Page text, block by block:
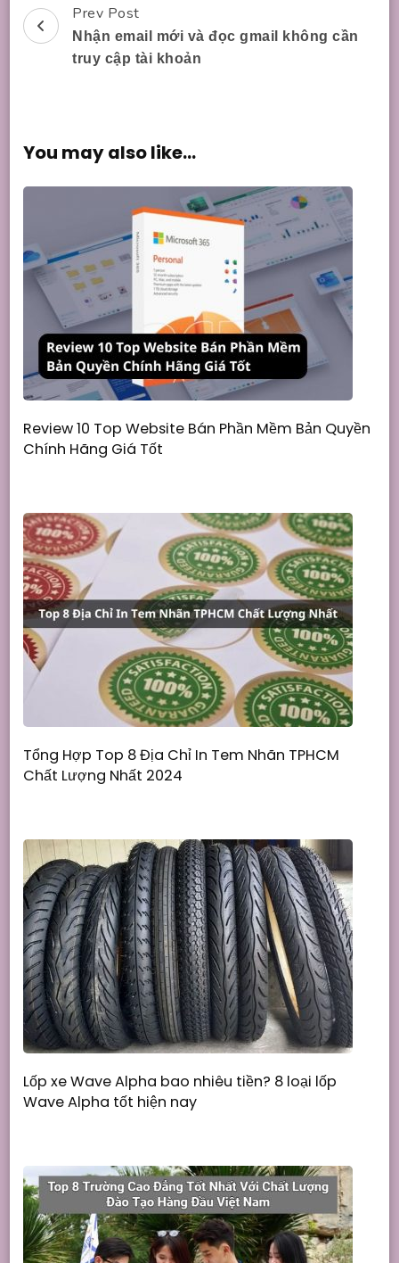
Post
Navigation
Prev Post
Nhận email mới và đọc gmail không cần
truy cập tài khoản
You may also like...
Review 10 Top Website Bán Phần Mềm Bản Quyền
Chính Hãng Giá Tốt
Tổng Hợp Top 8 Địa Chỉ In Tem Nhãn TPHCM
Chất Lượng Nhất 2024
Lốp xe Wave Alpha bao nhiêu tiền? 8 loại lốp
Wave Alpha tốt hiện nay